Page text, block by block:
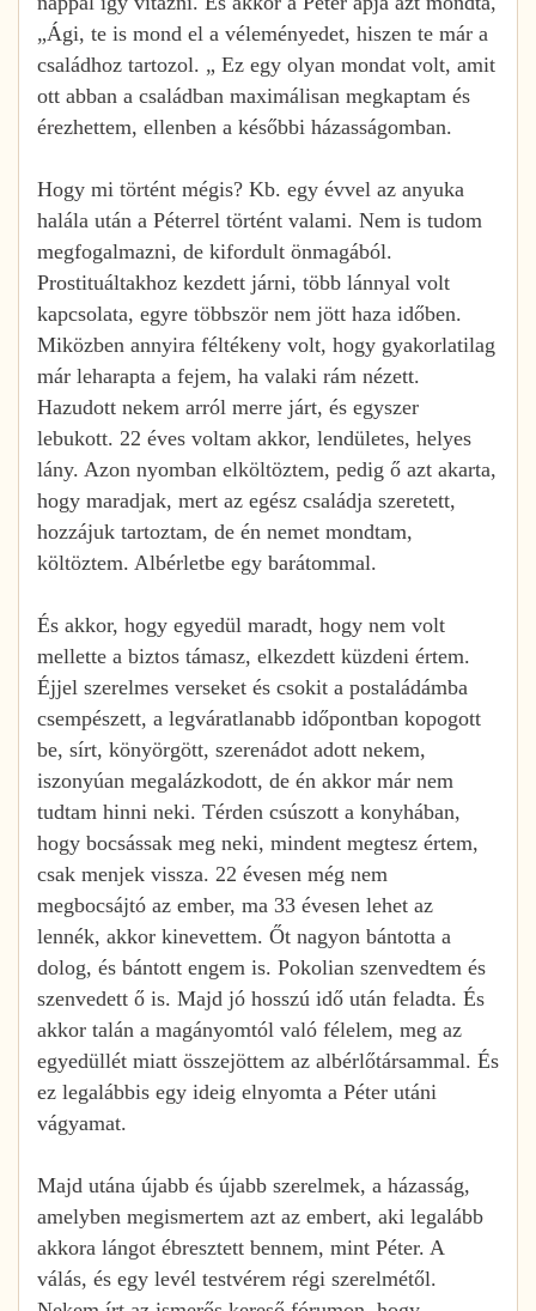
„Ági, te is mond el a véleményedet, hiszen te már a
családhoz tartozol. „ Ez egy olyan mondat volt, amit
ott abban a családban maximálisan megkaptam és
érezhettem, ellenben a későbbi házasságomban.
Hogy mi történt mégis? Kb. egy évvel az anyuka
halála után a Péterrel történt valami. Nem is tudom
megfogalmazni, de kifordult önmagából.
Prostituáltakhoz kezdett járni, több lánnyal volt
kapcsolata, egyre többször nem jött haza időben.
Miközben annyira féltékeny volt, hogy gyakorlatilag
már leharapta a fejem, ha valaki rám nézett.
Hazudott nekem arról merre járt, és egyszer
lebukott. 22 éves voltam akkor, lendületes, helyes
lány. Azon nyomban elköltöztem, pedig ő azt akarta,
hogy maradjak, mert az egész családja szeretett,
hozzájuk tartoztam, de én nemet mondtam,
költöztem. Albérletbe egy barátommal.
És akkor, hogy egyedül maradt, hogy nem volt
mellette a biztos támasz, elkezdett küzdeni értem.
Éjjel szerelmes verseket és csokit a postaládámba
csempészett, a legváratlanabb időpontban kopogott
be, sírt, könyörgött, szerenádot adott nekem,
iszonyúan megalázkodott, de én akkor már nem
tudtam hinni neki. Térden csúszott a konyhában,
hogy bocsássak meg neki, mindent megtesz értem,
csak menjek vissza. 22 évesen még nem
megbocsájtó az ember, ma 33 évesen lehet az
lennék, akkor kinevettem. Őt nagyon bántotta a
dolog, és bántott engem is. Pokolian szenvedtem és
szenvedett ő is. Majd jó hosszú idő után feladta. És
akkor talán a magányomtól való félelem, meg az
egyedüllét miatt összejöttem az albérlőtársammal. És
ez legalábbis egy ideig elnyomta a Péter utáni
vágyamat.
Majd utána újabb és újabb szerelmek, a házasság,
amelyben megismertem azt az embert, aki legalább
akkora lángot ébresztett bennem, mint Péter. A
válás, és egy levél testvérem régi szerelmétől.